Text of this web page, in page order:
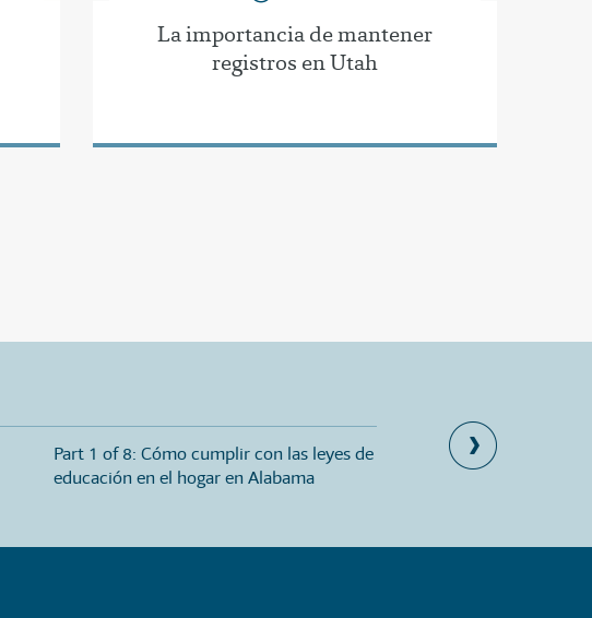
La importancia de mantener
registros en Utah
Part 1 of 8: Cómo cumplir con las leyes de
educación en el hogar en Alabama
Part 2 of 8: Edad de
obligatoria en Alabama